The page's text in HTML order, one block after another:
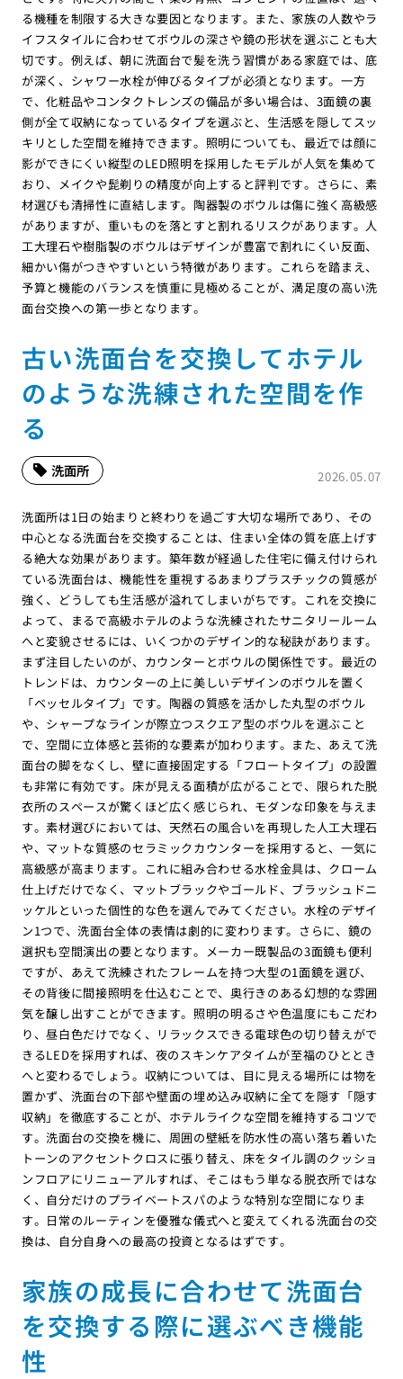
る機種を制限する大きな要因となります。また、家族の人数やラ
イフスタイルに合わせてボウルの深さや鏡の形状を選ぶことも大
切です。例えば、朝に洗面台で髪を洗う習慣がある家庭では、底
が深く、シャワー水栓が伸びるタイプが必須となります。一方
で、化粧品やコンタクトレンズの備品が多い場合は、3面鏡の裏
側が全て収納になっているタイプを選ぶと、生活感を隠してスッ
キリとした空間を維持できます。照明についても、最近では顔に
影ができにくい縦型のLED照明を採用したモデルが人気を集めて
おり、メイクや髭剃りの精度が向上すると評判です。さらに、素
材選びも清掃性に直結します。陶器製のボウルは傷に強く高級感
がありますが、重いものを落とすと割れるリスクがあります。人
工大理石や樹脂製のボウルはデザインが豊富で割れにくい反面、
細かい傷がつきやすいという特徴があります。これらを踏まえ、
予算と機能のバランスを慎重に見極めることが、満足度の高い洗
面台交換への第一歩となります。
古い洗面台を交換してホテル
のような洗練された空間を作
る
2026.05.07
洗面所
洗面所は1日の始まりと終わりを過ごす大切な場所であり、その
中心となる洗面台を交換することは、住まい全体の質を底上げす
る絶大な効果があります。築年数が経過した住宅に備え付けられ
ている洗面台は、機能性を重視するあまりプラスチックの質感が
強く、どうしても生活感が溢れてしまいがちです。これを交換に
よって、まるで高級ホテルのような洗練されたサニタリールーム
へと変貌させるには、いくつかのデザイン的な秘訣があります。
まず注目したいのが、カウンターとボウルの関係性です。最近の
トレンドは、カウンターの上に美しいデザインのボウルを置く
「ベッセルタイプ」です。陶器の質感を活かした丸型のボウル
や、シャープなラインが際立つスクエア型のボウルを選ぶこと
で、空間に立体感と芸術的な要素が加わります。また、あえて洗
面台の脚をなくし、壁に直接固定する「フロートタイプ」の設置
も非常に有効です。床が見える面積が広がることで、限られた脱
衣所のスペースが驚くほど広く感じられ、モダンな印象を与えま
す。素材選びにおいては、天然石の風合いを再現した人工大理石
や、マットな質感のセラミックカウンターを採用すると、一気に
高級感が高まります。これに組み合わせる水栓金具は、クローム
仕上げだけでなく、マットブラックやゴールド、ブラッシュドニ
ッケルといった個性的な色を選んでみてください。水栓のデザイ
ン1つで、洗面台全体の表情は劇的に変わります。さらに、鏡の
選択も空間演出の要となります。メーカー既製品の3面鏡も便利
ですが、あえて洗練されたフレームを持つ大型の1面鏡を選び、
その背後に間接照明を仕込むことで、奥行きのある幻想的な雰囲
気を醸し出すことができます。照明の明るさや色温度にもこだわ
り、昼白色だけでなく、リラックスできる電球色の切り替えがで
きるLEDを採用すれば、夜のスキンケアタイムが至福のひととき
へと変わるでしょう。収納については、目に見える場所には物を
置かず、洗面台の下部や壁面の埋め込み収納に全てを隠す「隠す
収納」を徹底することが、ホテルライクな空間を維持するコツで
す。洗面台の交換を機に、周囲の壁紙を防水性の高い落ち着いた
トーンのアクセントクロスに張り替え、床をタイル調のクッショ
ンフロアにリニューアルすれば、そこはもう単なる脱衣所ではな
く、自分だけのプライベートスパのような特別な空間になりま
す。日常のルーティンを優雅な儀式へと変えてくれる洗面台の交
換は、自分自身への最高の投資となるはずです。
家族の成長に合わせて洗面台
を交換する際に選ぶべき機能
性